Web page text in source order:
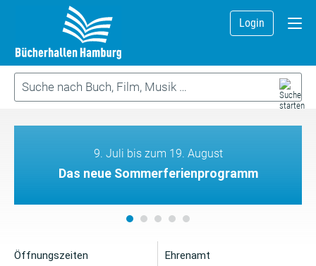
Login
9. Juli bis zum 19. August
Das neue Sommerferienprogramm
Öffnungszeiten Ehrenamt